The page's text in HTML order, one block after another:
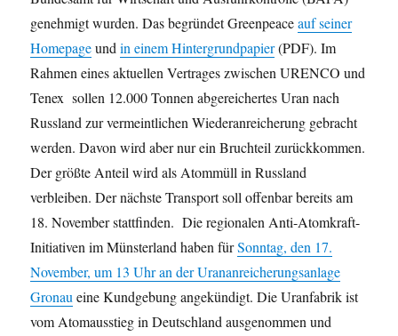
genehmigt wurden. Das begründet Greenpeaceauf seiner
Homepageundin einem Hintergrundpapier(PDF). Im
Rahmen eines aktuellen Vertrages zwischen URENCO und
Tenex sollen 12.000 Tonnen abgereichertes Uran nach
Russland zur vermeintlichen Wiederanreicherung gebracht
werden. Davon wird aber nur ein Bruchteil zurückkommen.
Der größte Anteil wird als Atommüll in Russland
verbleiben. Der nächste Transport soll offenbar bereits am
18. November stattfinden. Die regionalen Anti-Atomkraft-
Initiativen im Münsterland haben fürSonntag, den 17.
November, um 13 Uhr an der Urananreicherungsanlage
Gronaueine Kundgebung angekündigt. Die Uranfabrik ist
vom Atomausstieg in Deutschland ausgenommen und